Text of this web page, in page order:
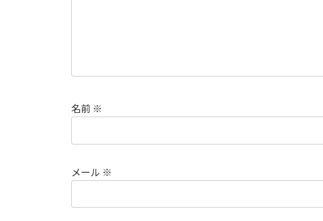
名前 ※
メール ※